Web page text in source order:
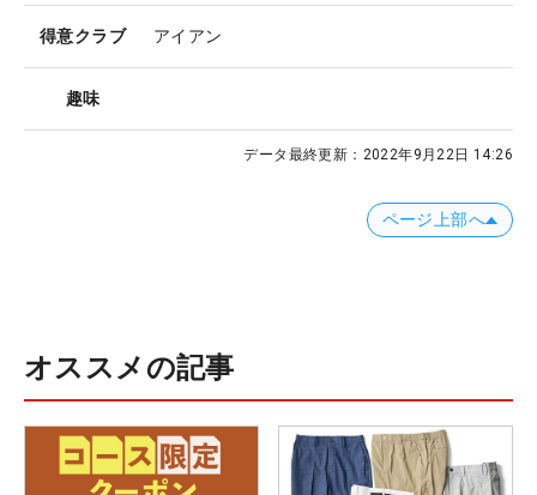
得意クラブ アイアン
趣味
データ最終更新： 2022年9月22日 14:26
ページ上部へ
オススメの記事